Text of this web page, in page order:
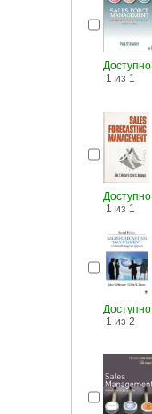
Доступно
1 из 1
Доступно
1 из 1
Доступно
1 из 2